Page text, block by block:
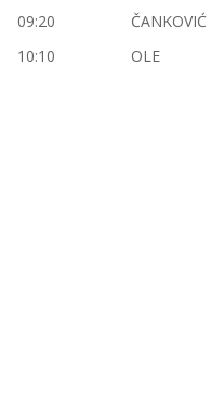
09:20 ČANKOVIĆ
10:10 OLE